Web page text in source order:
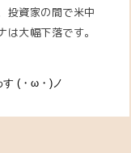
投資家の間で米中
大幅下落です。
す (・ω・)ノ